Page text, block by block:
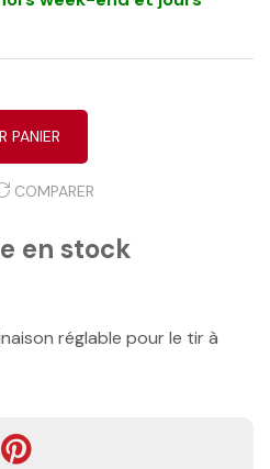
PANIER
COMPARER
en stock
réglable pour le tir à